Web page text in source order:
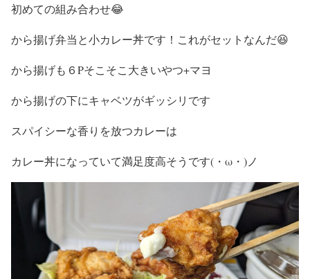
初めての組み合わせ😂
から揚げ弁当と小カレー丼です！これがセットなんだ😆
から揚げも６Pそこそこ大きいやつ+マヨ
から揚げの下にキャベツがギッシリです
スパイシーな香りを放つカレーは
カレー丼になっていて満足度高そうです(・ω・)ノ